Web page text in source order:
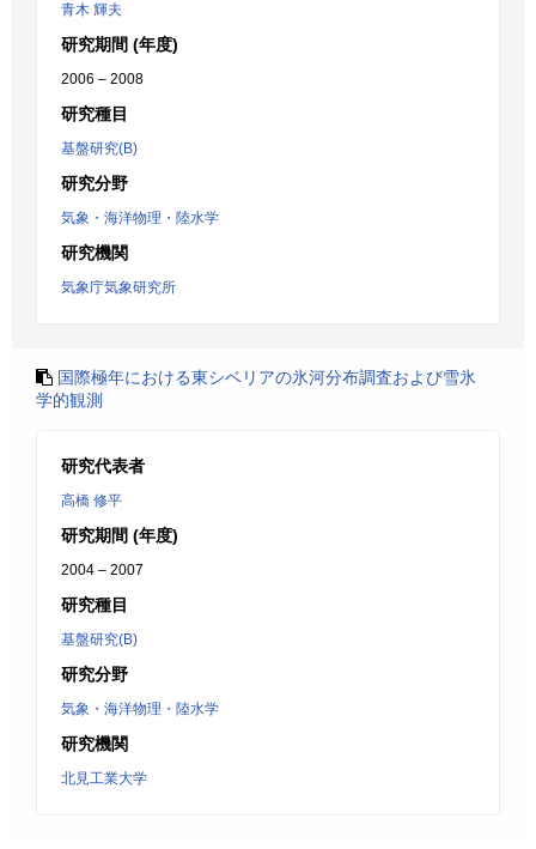
青木 輝夫
研究期間 (年度)
2006 – 2008
研究種目
基盤研究(B)
研究分野
気象・海洋物理・陸水学
研究機関
気象庁気象研究所
国際極年における東シベリアの氷河分布調査および雪氷
学的観測
研究代表者
高橋 修平
研究期間 (年度)
2004 – 2007
研究種目
基盤研究(B)
研究分野
気象・海洋物理・陸水学
研究機関
北見工業大学